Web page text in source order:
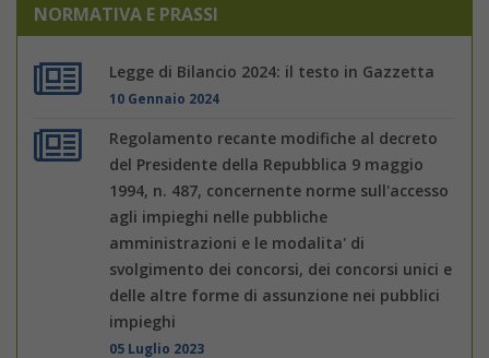
NORMATIVA E PRASSI
Legge di Bilancio 2024: il testo in Gazzetta
10 Gennaio 2024
Regolamento recante modifiche al decreto
del Presidente della Repubblica 9 maggio
1994, n. 487, concernente norme sull'accesso
agli impieghi nelle pubbliche
amministrazioni e le modalita' di
svolgimento dei concorsi, dei concorsi unici e
delle altre forme di assunzione nei pubblici
impieghi
05 Luglio 2023